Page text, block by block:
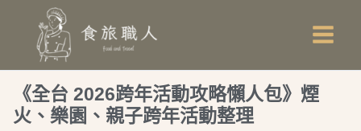
要
《全台 2026跨年活動攻略懶人包》煙
火、樂園、親子跨年活動整理